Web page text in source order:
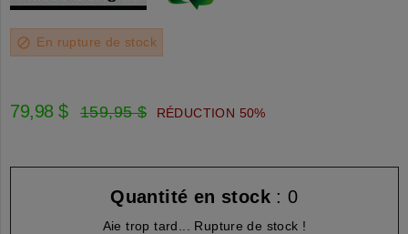
block En rupture de stock
79,98 $ 159,95 $ RÉDUCTION 50%
Quantité en stock : 0
Aie trop tard... Rupture de stock !